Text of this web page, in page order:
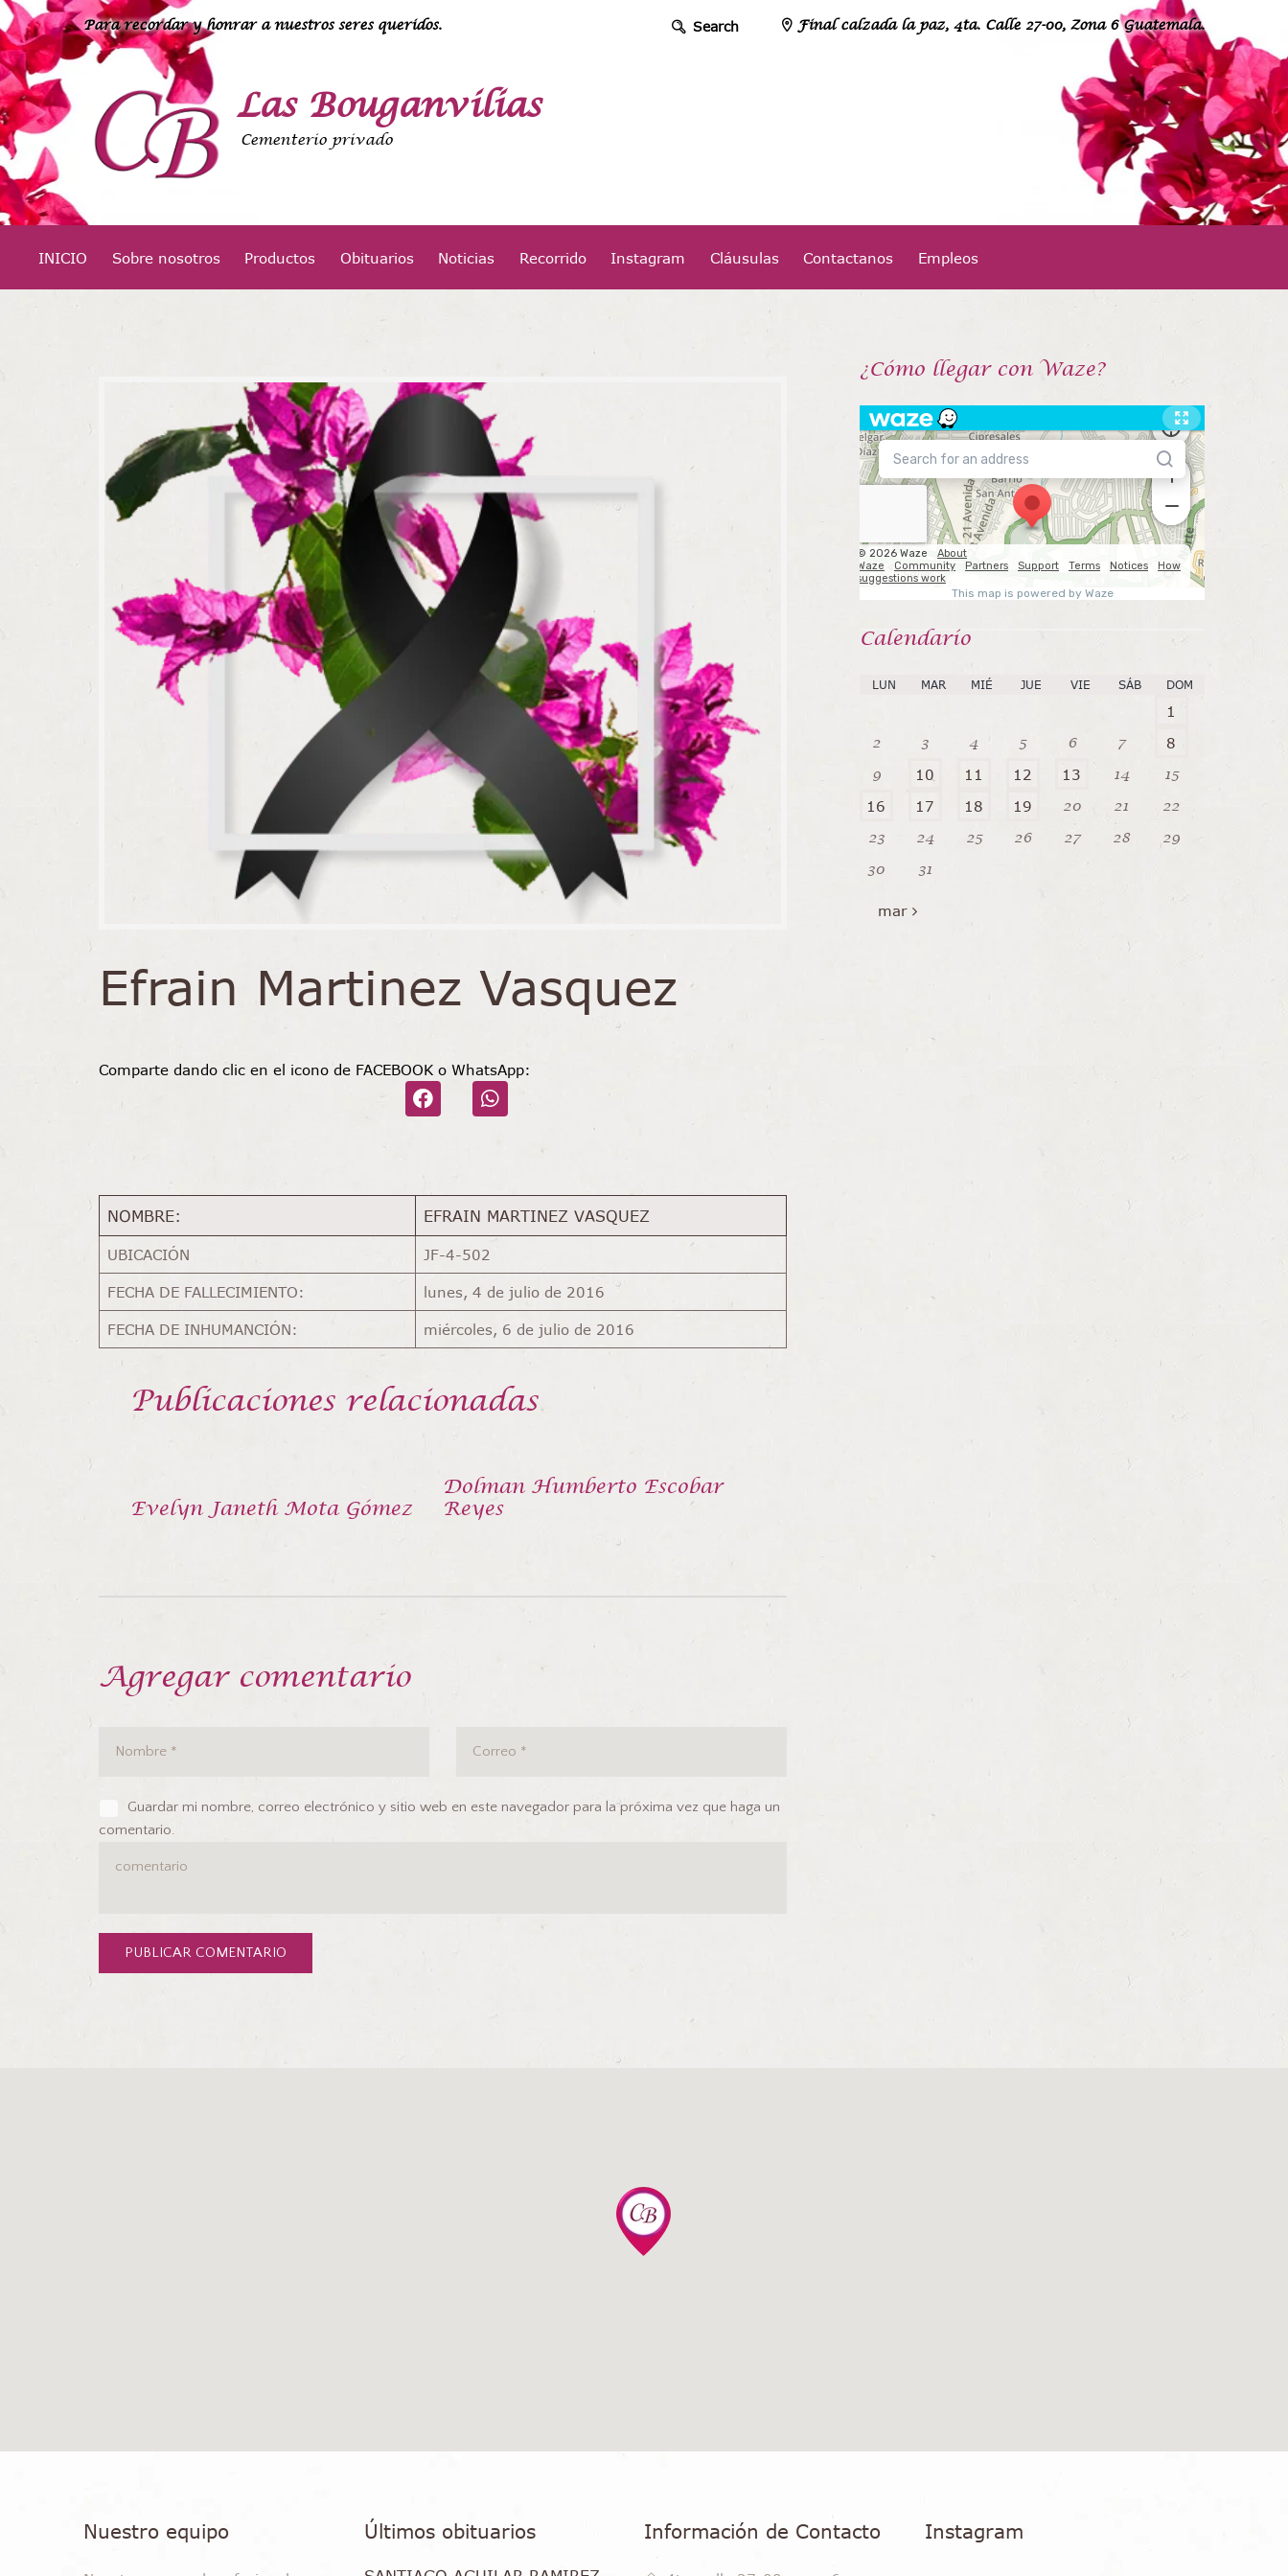
Para recordar y honrar a nuestros seres queridos. Final calzada la paz, 4ta. Calle 27-00, Zona 6 Guatemala.
Las Bouganvilias
Cementerio privado
INICIO Sobre nosotros Productos Obituarios Noticias Recorrido Instagram Cláusulas Contactanos Empleos
Efrain Martinez Vasquez
Comparte dando clic en el icono de FACEBOOK o WhatsApp:
NOMBRE: EFRAIN MARTINEZ VASQUEZ
UBICACIÓN JF-4-502
FECHA DE FALLECIMIENTO: lunes, 4 de julio de 2016
FECHA DE INHUMANCIÓN: miércoles, 6 de julio de 2016
Publicaciones relacionadas
Evelyn Janeth Mota Gómez
Dolman Humberto Escobar
Reyes
Agregar comentario
Guardar mi nombre, correo electrónico y sitio web en este navegador para la próxima vez que haga un
comentario.
¿Cómo llegar con Waze?
Calendarío
LUN MAR MIÉ JUE VIE SÁB DOM
1
2 3 4 5 6 7 8
9 10 11 12 13 14 15
16 17 18 19 20 21
22
23
24 25 26 27 28
29
30
31
mar
Nuestro equipo Últimos obituarios Información de Contacto Instagram